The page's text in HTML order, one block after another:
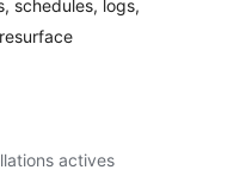
schedules, logs,
actives